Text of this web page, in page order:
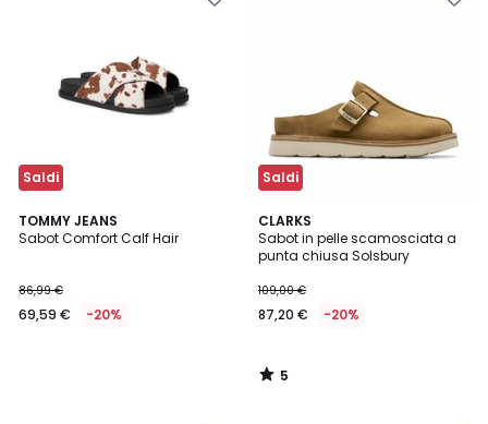
Saldi
TOMMY JEANS
Sabot Comfort Calf Hair
86,99 €
69,59 € -20%
Saldi
CLARKS
Sabot in pelle scamosciata a
punta chiusa Solsbury
109,00 €
87,20 € -20%
5
/
5
5
/